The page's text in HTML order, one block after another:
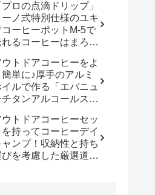
かしてコーヒーを楽し
。
プロの点滴ドリップ」
ーノ式特別仕様のユキ
コーヒーポットM-5で
れるコーヒーはまろや
ウトドアコーヒーをよ
簡単に♪厚手のアルミ
イルで作る「エバニュ
チタンアルコールスト
は既製品以上？？
ウトドアコーヒーセッ
を持ってコーヒーデイ
ャンプ！収納性と持ち
びを考慮した厳選道具